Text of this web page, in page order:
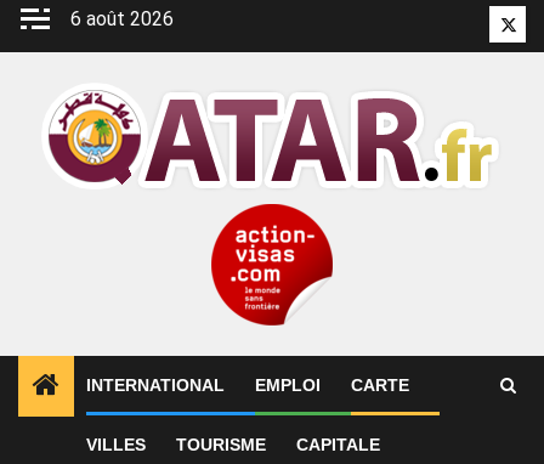
Aller
6 août 2026
INTERNATIONAL EMPLOI CARTE
VILLES TOURISME CAPITALE
International